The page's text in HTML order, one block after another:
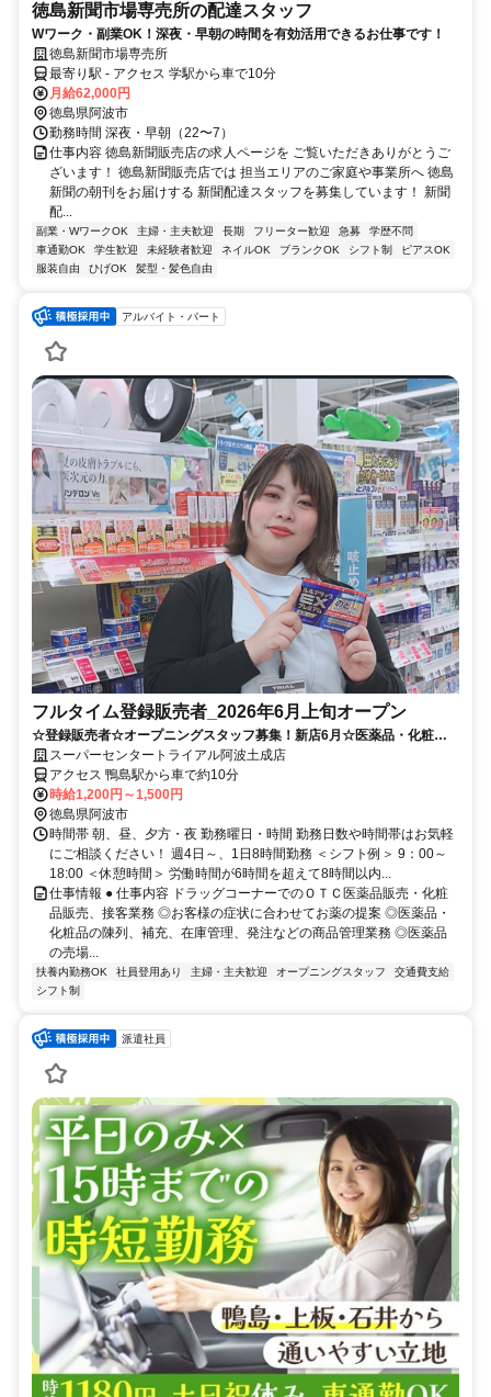
徳島新聞市場専売所の配達スタッフ
Wワーク・副業OK！深夜・早朝の時間を有効活用できるお仕事です！
徳島新聞市場専売所
最寄り駅 - アクセス 学駅から車で10分
月給62,000円
徳島県阿波市
勤務時間 深夜・早朝（22〜7）
仕事内容 徳島新聞販売店の求人ページを ご覧いただきありがとうご
ざいます！ 徳島新聞販売店では 担当エリアのご家庭や事業所へ 徳島
新聞の朝刊をお届けする 新聞配達スタッフを募集しています！ 新聞
配...
副業・WワークOK 主婦・主夫歓迎 長期 フリーター歓迎 急募
学歴不問
車通勤OK
学生歓迎 未経験者歓迎 ネイルOK ブランクOK シフト制
ピアスOK
服装自由
ひげOK 髪型・髪色自由
アルバイト・パート
フルタイム登録販売者_2026年6月上旬オープン
☆登録販売者☆オープニングスタッフ募集！新店6月☆医薬品・化粧品
販売♪※要 登録販売者資格
スーパーセンタートライアル阿波土成店
アクセス 鴨島駅から車で約10分
時給1,200円～1,500円
徳島県阿波市
時間帯 朝、昼、夕方・夜 勤務曜日・時間 勤務日数や時間帯はお気軽
にご相談ください！ 週4日～、1日8時間勤務 ＜シフト例＞ 9：00～
18:00 ＜休憩時間＞ 労働時間が6時間を超えて8時間以内...
仕事情報 ● 仕事内容 ドラッグコーナーでのＯＴＣ医薬品販売・化粧
品販売、接客業務 ◎お客様の症状に合わせてお薬の提案 ◎医薬品・
化粧品の陳列、補充、在庫管理、発注などの商品管理業務 ◎医薬品
の売場...
扶養内勤務OK 社員登用あり 主婦・主夫歓迎 オープニングスタッフ
交通費支給
シフト制
派遣社員